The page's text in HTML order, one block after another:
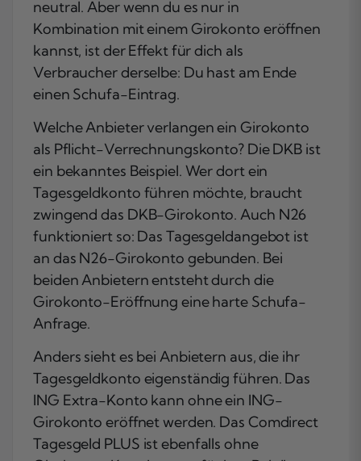
neutral. Aber wenn du es nur in
Kombination mit einem Girokonto eröffnen
kannst, ist der Effekt für dich als
Verbraucher derselbe: Du hast am Ende
einen Schufa-Eintrag.
Welche Anbieter verlangen ein Girokonto
als Pflicht-Verrechnungskonto? Die DKB ist
ein bekanntes Beispiel. Wer dort ein
Tagesgeldkonto führen möchte, braucht
zwingend das DKB-Girokonto. Auch N26
funktioniert so: Das Tagesgeldangebot ist
an das N26-Girokonto gebunden. Bei
beiden Anbietern entsteht durch die
Girokonto-Eröffnung eine harte Schufa-
Anfrage.
Anders sieht es bei Anbietern aus, die ihr
Tagesgeldkonto eigenständig führen. Das
ING Extra-Konto kann ohne ein ING-
Girokonto eröffnet werden. Das Comdirect
Tagesgeld PLUS ist ebenfalls ohne